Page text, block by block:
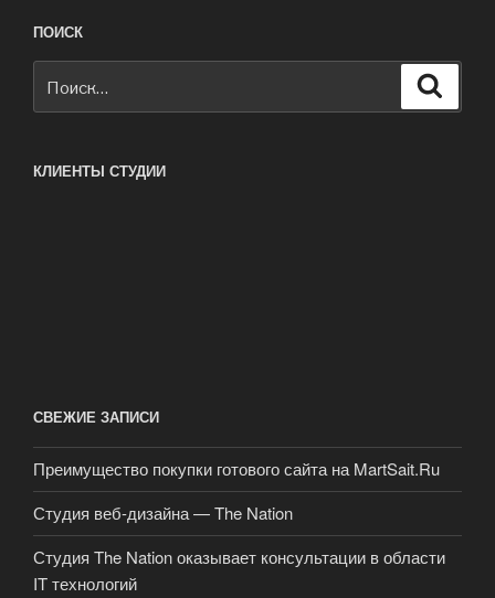
ПОИСК
КЛИЕНТЫ СТУДИИ
СВЕЖИЕ ЗАПИСИ
Преимущество покупки готового сайта на MartSait.Ru
Студия веб-дизайна — The Nation
Студия The Nation оказывает консультации в области
IT технологий